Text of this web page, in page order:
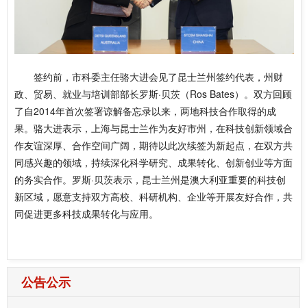
签约前，市科委主任骆大进会见了昆士兰州签约代表，州财
政、贸易、就业与培训部部长罗斯·贝茨（Ros Bates）。双方回顾
了自2014年首次签署谅解备忘录以来，两地科技合作取得的成
果。骆大进表示，上海与昆士兰作为友好市州，在科技创新领域合
作友谊深厚、合作空间广阔，期待以此次续签为新起点，在双方共
同感兴趣的领域，持续深化科学研究、成果转化、创新创业等方面
的务实合作。罗斯·贝茨表示，昆士兰州是澳大利亚重要的科技创
新区域，愿意支持双方高校、科研机构、企业等开展友好合作，共
同促进更多科技成果转化与应用。
公告公示